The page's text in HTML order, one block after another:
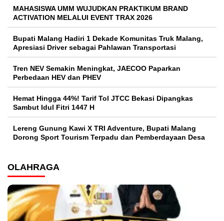
MAHASISWA UMM WUJUDKAN PRAKTIKUM BRAND
ACTIVATION MELALUI EVENT TRAX 2026
Bupati Malang Hadiri 1 Dekade Komunitas Truk Malang,
Apresiasi Driver sebagai Pahlawan Transportasi
Tren NEV Semakin Meningkat, JAECOO Paparkan
Perbedaan HEV dan PHEV
Hemat Hingga 44%! Tarif Tol JTCC Bekasi Dipangkas
Sambut Idul Fitri 1447 H
Lereng Gunung Kawi X TRI Adventure, Bupati Malang
Dorong Sport Tourism Terpadu dan Pemberdayaan Desa
OLAHRAGA